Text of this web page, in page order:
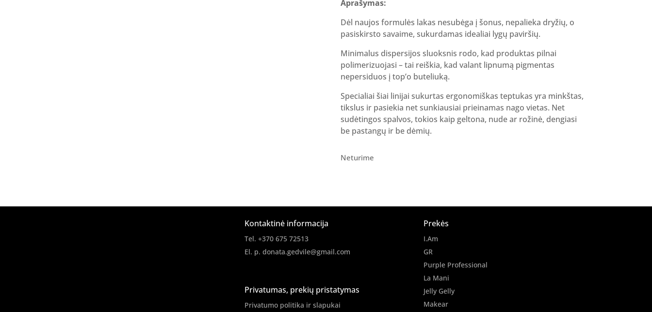
Aprašymas:
Dėl naujos formulės lakas nesubėga į šonus, nepalieka dryžių, o
pasiskirsto savaime, sukurdamas idealiai lygų paviršių.
Minimalus dispersijos sluoksnis rodo, kad produktas pilnai
polimerizuojasi – tai reiškia, kad valant lipnumą pigmentas
nepersiduos į top’o buteliuką.
Specialiai šiai linijai sukurtas ergonomiškas teptukas yra minkštas,
tikslus ir pasiekia net sunkiausiai prieinamas nago vietas. Net
sudėtingos spalvos, tokios kaip geltona, nude ar rožinė, dengiasi
be pastangų ir be dėmių.
Neturime
Kontaktinė informacija
Tel. +370 675 72513
El. p. donata.gedvile@gmail.com
Privatumas, prekių pristatymas
Privatumo politika ir slapukai
Prekės
I.Am
GR
Purple Professional
La Mani
Jelly Gelly
Makear